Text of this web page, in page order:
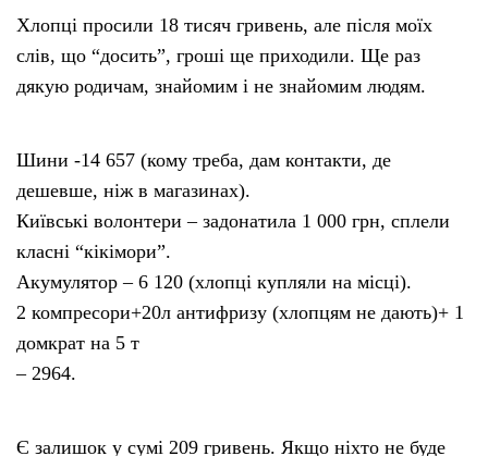
Хлопці просили 18 тисяч гривень, але після моїх
слів, що “досить”, гроші ще приходили. Ще раз
дякую родичам, знайомим і не знайомим людям.
Шини -14 657 (кому треба, дам контакти, де
дешевше, ніж в магазинах).
Київські волонтери – задонатила 1 000 грн, сплели
класні “кікімори”.
Акумулятор – 6 120 (хлопці купляли на місці).
2 компресори+20л антифризу (хлопцям не дають)+ 1
домкрат на 5 т
– 2964.
Є залишок у сумі 209 гривень. Якщо ніхто не буде